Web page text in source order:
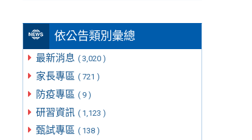
依公告類別彙總
最新消息 ( 3,020 )
家長專區 ( 721 )
防疫專區 ( 9 )
研習資訊 ( 1,123 )
甄試專區 ( 138 )